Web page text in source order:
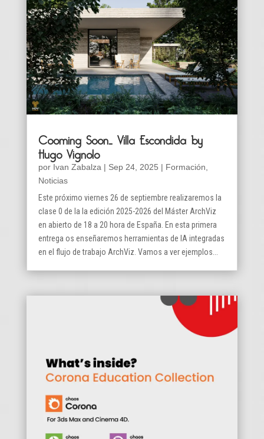
Cooming Soon… Villa Escondida by
Hugo Vignolo
por Ivan Zabalza| Sep 24, 2025 | Formación,
Noticias
Este próximo viernes 26 de septiembre realizaremos la
clase 0 de la la edición 2025-2026 del Máster ArchViz
en abierto de 18 a 20 hora de España. En esta primera
entrega os enseñaremos herramientas de IA integradas
en el flujo de trabajo ArchViz. Vamos a ver ejemplos...